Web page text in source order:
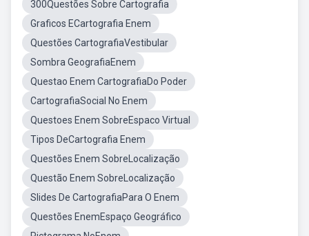
300Questões Sobre Cartografia
Graficos ECartografia Enem
Questões CartografiaVestibular
Sombra GeografiaEnem
Questao Enem CartografiaDo Poder
CartografiaSocial No Enem
Questoes Enem SobreEspaco Virtual
Tipos DeCartografia Enem
Questões Enem SobreLocalização
Questão Enem SobreLocalização
Slides De CartografiaPara O Enem
Questões EnemEspaço Geográfico